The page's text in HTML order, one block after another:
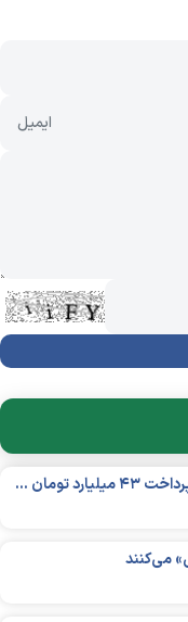
آموزش یک مهارت کاربردی به زندانیان بوشهر / پرداخت ۴۳ میلیارد تومان تسهیلات خوداشتغالی